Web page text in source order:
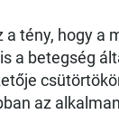
a tény, hogy a
a betegség
az